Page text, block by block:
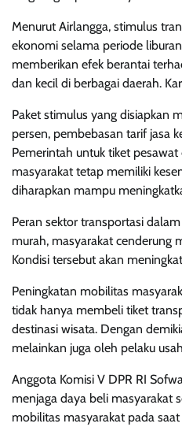
Menurut Airlangga, stimulus
ekonomi selama periode
memberikan efek berantai
dan kecil di berbagai daerah.
Paket stimulus yang disiapkan
persen, pembebasan tarif jasa
Pemerintah untuk tiket
masyarakat tetap memiliki
diharapkan mampu
Peran sektor transportasi
murah, masyarakat cenderung
Kondisi tersebut akan
Peningkatan mobilitas
tidak hanya membeli tiket
destinasi wisata. Dengan
melainkan juga oleh pelaku
Anggota Komisi V DPR RI
menjaga daya beli masyarakat
mobilitas masyarakat pada